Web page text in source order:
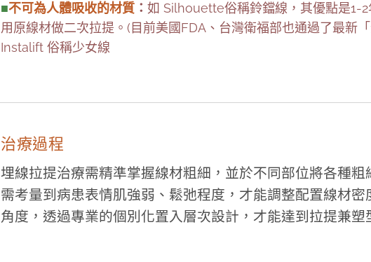
■不可為人體吸收的材質 ： 如 Silhouette俗稱鈴鐺線，其優點是1-2
用原線材做二次拉提。(目前美國FDA、台灣衛福部也通過了最新
Instalift 俗稱少女線
治療過程
埋線拉提治療需精準掌握線材粗細，並於不同部位將各種
需考量到病患表情肌強弱、鬆弛程度，才能調整配置線材
角度，透過專業的個別化置入層次設計，才能達到拉提兼塑